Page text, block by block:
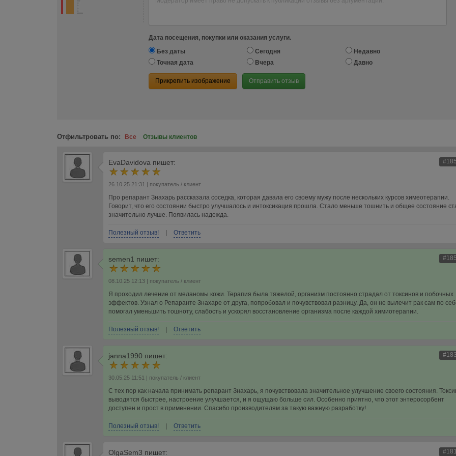
Дата посещения, покупки или оказания услуги.
Без даты
Сегодня
Недавно
Точная дата
Вчера Давно
Прикрепить изображение Отправить отзыв
Отфильтровать по: Все Отзывы клиентов
EvaDavidova пишет:
26.10.25 21:31 | покупатель / клиент
Про репарант Знахарь рассказала соседка, которая давала его своему мужу после нескольких курсов химеотерапии.
Говорит, что его состоянии быстро улучшалось и интоксикация прошла. Стало меньше тошнить и общее состояние
значительно лучше. Появилась надежда.
Полезный отзыв! Ответить
semen1 пишет:
08.10.25 12:13 | покупатель / клиент
Я проходил лечение от меланомы кожи. Терапия была тяжелой, организм постоянно страдал от токсинов и побочных
эффектов. Узнал о Репаранте Знахаре от друга, попробовал и почувствовал разницу. Да, он не вылечит рак сам по
помогал уменьшить тошноту, слабость и ускорял восстановление организма после каждой химиотерапии.
Полезный отзыв! Ответить
janna1990 пишет:
30.05.25 11:51 | покупатель / клиент
С тех пор как начала принимать репарант Знахарь, я почувствовала значительное улучшение своего состояния.
выводятся быстрее, настроение улучшается, и я ощущаю больше сил. Особенно приятно, что этот энтеросорбент
доступен и прост в применении. Спасибо производителям за такую важную разработку!
Полезный отзыв! Ответить
OlgaSem3 пишет: